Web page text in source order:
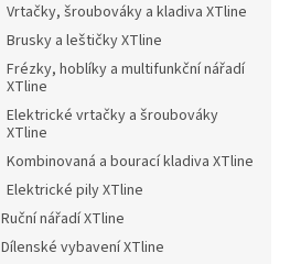
Vrtačky, šroubováky a kladiva XTline
Brusky a leštičky XTline
Frézky, hoblíky a multifunkční nářadí
XTline
Elektrické vrtačky a šroubováky
XTline
Kombinovaná a bourací kladiva XTline
Elektrické pily XTline
Ruční nářadí XTline
Dílenské vybavení XTline